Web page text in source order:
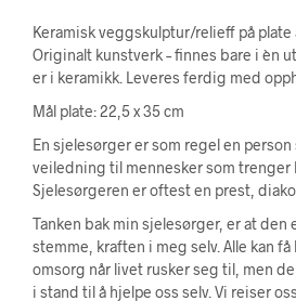
Keramisk veggskulptur/relieff på plate
Originalt kunstverk – finnes bare i èn
er i keramikk. Leveres ferdig med
Mål plate: 22,5 x 35 cm
En sjelesørger er som regel en
veiledning til mennesker som trenger
Sjelesørgeren er oftest en prest,
Tanken bak min sjelesørger, er at den
stemme, kraften i meg selv. Alle kan
omsorg når livet rusker seg til, men
i stand til å hjelpe oss selv. Vi reiser